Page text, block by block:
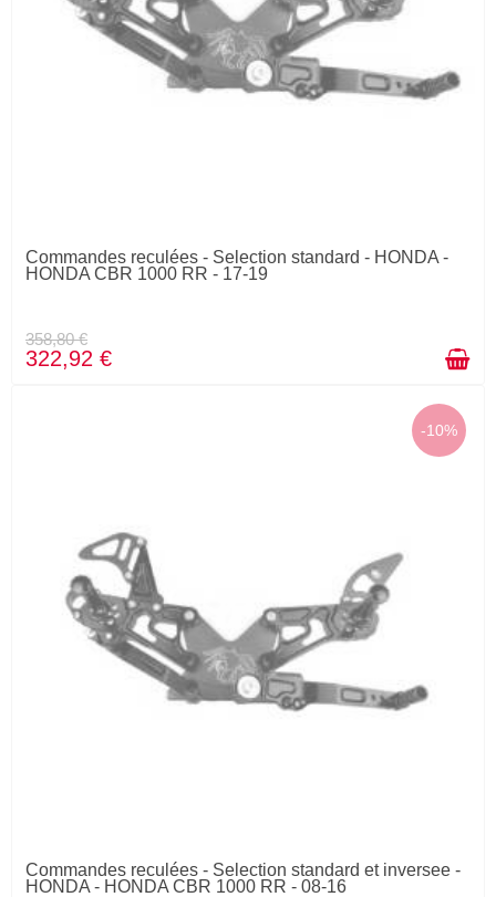
Commandes reculées - Selection standard - HONDA -
HONDA CBR 1000 RR - 17-19
358,80 €
322,92 €
-10%
Commandes reculées - Selection standard et inversee -
HONDA - HONDA CBR 1000 RR - 08-16